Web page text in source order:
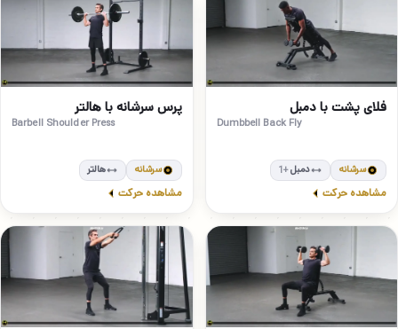
7
فلای پشت با دمبل
Dumbbell Back Fly
سرشانه دمبل +1
مشاهده حرکت
پرس سرشانه با هالتر
Barbell Shoulder Press
سرشانه هالتر
مشاهده حرکت